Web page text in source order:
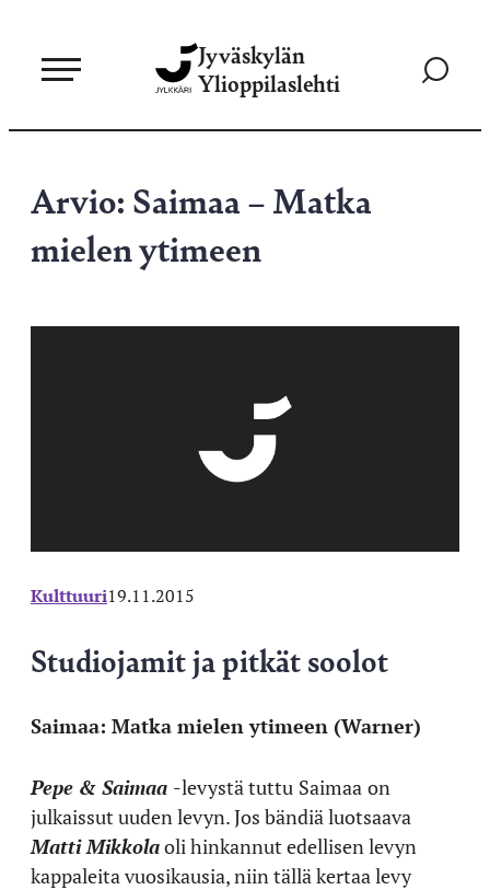
sisältöön
Jyväskylän
Ylioppilaslehti
Siirry
Arvio: Saimaa – Matka
mielen ytimeen
Kulttuuri19.11.2015
Studiojamit ja pitkät soolot
Saimaa: Matka mielen ytimeen (Warner)
Pepe & Saimaa -levystä tuttu Saimaa on
julkaissut uuden levyn. Jos bändiä luotsaava
Matti Mikkolaoli hinkannut edellisen levyn
kappaleita vuosikausia, niin tällä kertaa levy